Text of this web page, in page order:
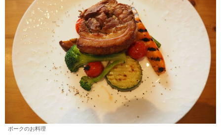
ポークのお料理